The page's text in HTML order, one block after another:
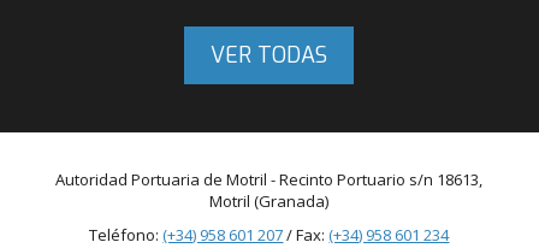
VER TODAS
Autoridad Portuaria de Motril - Recinto Portuario s/n 18613,
Motril (Granada)
Teléfono:(+34) 958 601 207/ Fax:(+34) 958 601 234